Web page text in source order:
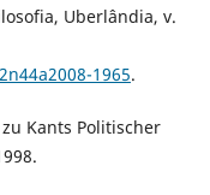
Uberlândia, v.
1965.
Kants Politischer